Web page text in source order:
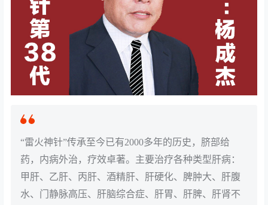
“雷火神针”传承至今已有2000多年的历史，脐部给
药，内病外治，疗效卓著。主要治疗各种类型肝病：
甲肝、乙肝、丙肝、酒精肝、肝硬化、脾肿大、肝腹
水、门静脉高压、肝脑综合症、肝胃、肝脾、肝肾不